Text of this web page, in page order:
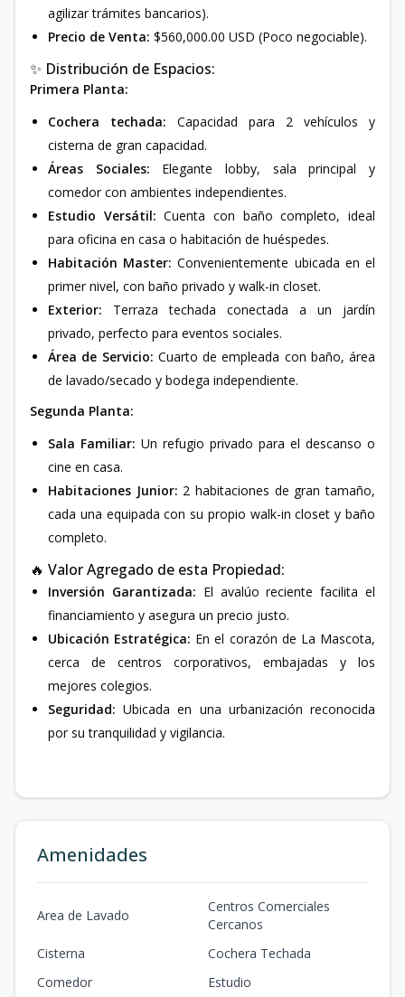
agilizar trámites bancarios).
Precio de Venta: $560,000.00 USD (Poco negociable).
✨ Distribución de Espacios:
Primera Planta:
Cochera techada: Capacidad para 2 vehículos y
cisterna de gran capacidad.
Áreas Sociales: Elegante lobby, sala principal y
comedor con ambientes independientes.
Estudio Versátil: Cuenta con baño completo, ideal
para oficina en casa o habitación de huéspedes.
Habitación Master: Convenientemente ubicada en el
primer nivel, con baño privado y walk-in closet.
Exterior: Terraza techada conectada a un jardín
privado, perfecto para eventos sociales.
Área de Servicio: Cuarto de empleada con baño, área
de lavado/secado y bodega independiente.
Segunda Planta:
Sala Familiar: Un refugio privado para el descanso o
cine en casa.
Habitaciones Junior: 2 habitaciones de gran tamaño,
cada una equipada con su propio walk-in closet y baño
completo.
🔥 Valor Agregado de esta Propiedad:
Inversión Garantizada: El avalúo reciente facilita el
financiamiento y asegura un precio justo.
Ubicación Estratégica: En el corazón de La Mascota,
cerca de centros corporativos, embajadas y los
mejores colegios.
Seguridad: Ubicada en una urbanización reconocida
por su tranquilidad y vigilancia.
Amenidades
Area de Lavado
Centros Comerciales
Cercanos
Cisterna
Cochera Techada
Comedor
Estudio